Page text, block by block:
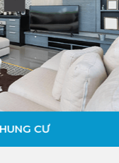
CHIẾU